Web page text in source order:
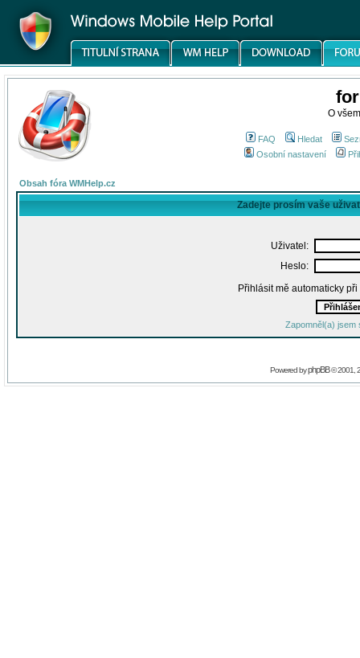
O
FAQ Hledat
Osobní nastavení
Obsah fóra WMHelp.cz
Zadejte prosím vaše
Uživatel:
Heslo:
Přihlásit mě automaticky
Zapomněl(a) jsem
Powered byphpBB© 2001,